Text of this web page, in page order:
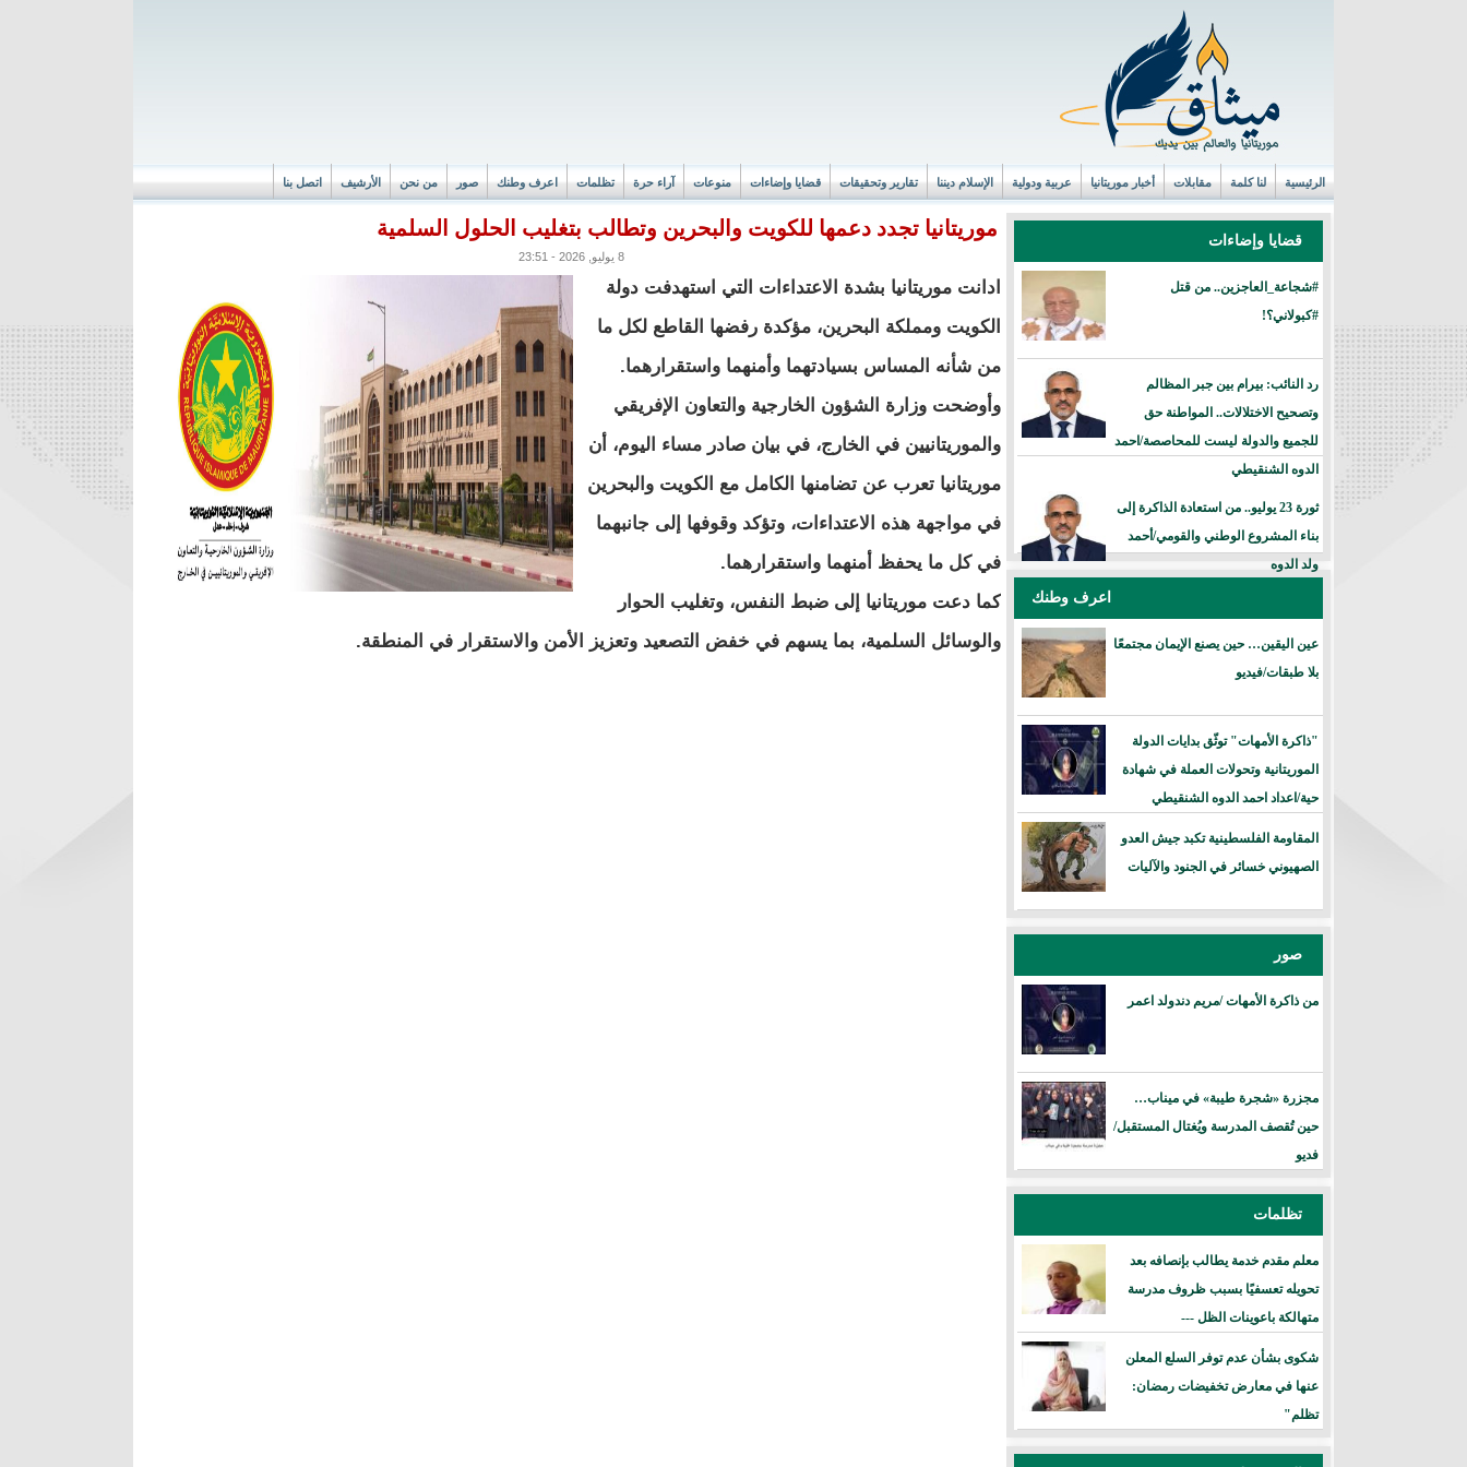
الرئيسية لنا كلمة مقابلات أخبار موريتانيا عربية ودولية الإسلام ديننا تقارير وتحقيقات قضايا وإضاءات منوعات آراء حرة تظلمات اعرف وطنك صور من نحن الأرشيف اتصل بنا
موريتانيا تجدد دعمها للكويت والبحرين وتطالب بتغليب الحلول السلمية
8 يوليو, 2026 - 23:51
ادانت موريتانيا بشدة الاعتداءات التي استهدفت دولة
الكويت ومملكة البحرين، مؤكدة رفضها القاطع لكل ما
من شأنه المساس بسيادتهما وأمنهما واستقرارهما.
وأوضحت وزارة الشؤون الخارجية والتعاون الإفريقي
والموريتانيين في الخارج، في بيان صادر مساء اليوم، أن
موريتانيا تعرب عن تضامنها الكامل مع الكويت والبحرين
في مواجهة هذه الاعتداءات، وتؤكد وقوفها إلى جانبهما
في كل ما يحفظ أمنهما واستقرارهما.
كما دعت موريتانيا إلى ضبط النفس، وتغليب الحوار
والوسائل السلمية، بما يسهم في خفض التصعيد وتعزيز الأمن والاستقرار في المنطقة.
قضايا وإضاءات
#شجاعة_العاجزين.. من قتل
#كبولاني؟!
رد النائب: بيرام بين جبر المظالم
وتصحيح الاختلالات.. المواطنة حق
للجميع والدولة ليست للمحاصصة/احمد
الدوه الشنقيطي
ثورة 23 يوليو.. من استعادة الذاكرة إلى
بناء المشروع الوطني والقومي/أحمد
ولد الدوه
اعرف وطنك
عين اليقين… حين يصنع الإيمان مجتمعًا
بلا طبقات/فيديو
"ذاكرة الأمهات" توثّق بدايات الدولة
الموريتانية وتحولات العملة في شهادة
حية/اعداد احمد الدوه الشنقيطي
المقاومة الفلسطينية تكبد جيش العدو
الصهيوني خسائر في الجنود والآليات
صور
من ذاكرة الأمهات /مريم دندولد اعمر
مجزرة «شجرة طيبة» في ميناب…
حين تُقصف المدرسة ويُغتال المستقبل/
فديو
تظلمات
معلم مقدم خدمة يطالب بإنصافه بعد
تحويله تعسفيًا بسبب ظروف مدرسة
متهالكة باعوينات الظل ---
شكوى بشأن عدم توفر السلع المعلن
عنها في معارض تخفيضات رمضان:
تظلم"